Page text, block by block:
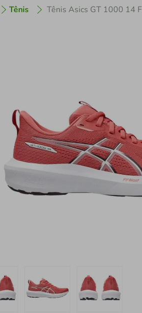
Tênis Tênis Asics GT 1000 14
cafeteira